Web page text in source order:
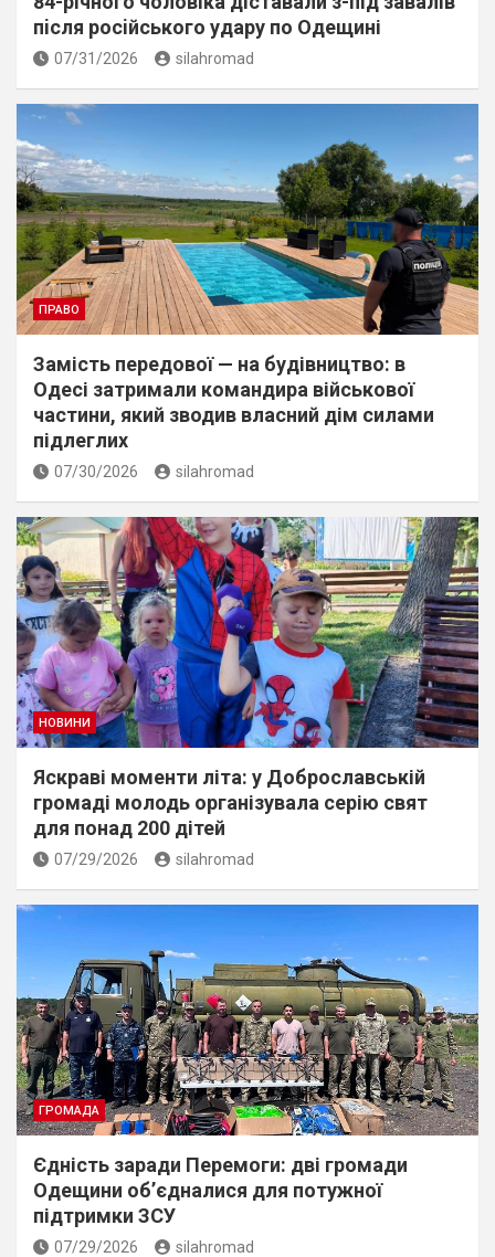
пiсля росiйського удару по Одещині
07/31/2026 silahromad
ПРАВО
Замість передової — на будівництво: в
Одесі затримали командира військової
частини, який зводив власний дім силами
підлеглих
07/30/2026 silahromad
НОВИНИ
Яскраві моменти літа: у Доброславській
громаді молодь організувала серію свят
для понад 200 дітей
07/29/2026 silahromad
ГРОМАДА
Єдність заради Перемоги: дві громади
Одещини об’єдналися для потужної
підтримки ЗСУ
07/29/2026 silahromad